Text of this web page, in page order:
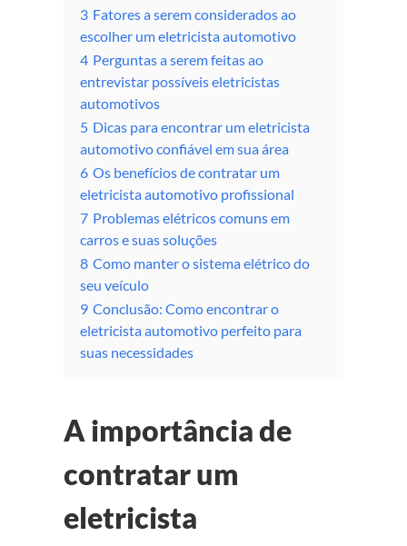
3 Fatores a serem considerados ao
escolher um eletricista automotivo
4 Perguntas a serem feitas ao
entrevistar possíveis eletricistas
automotivos
5 Dicas para encontrar um eletricista
automotivo confiável em sua área
6 Os benefícios de contratar um
eletricista automotivo profissional
7 Problemas elétricos comuns em
carros e suas soluções
8 Como manter o sistema elétrico do
seu veículo
9 Conclusão: Como encontrar o
eletricista automotivo perfeito para
suas necessidades
A importância de
contratar um
eletricista